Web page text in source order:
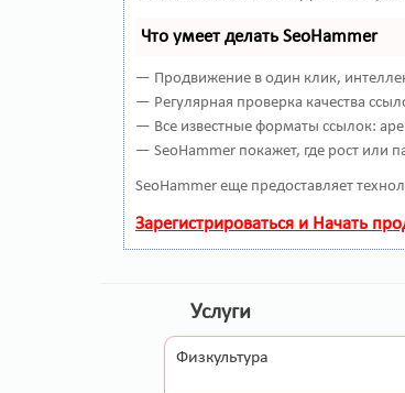
Что умеет делать SeoHammer
— Продвижение в один клик,
— Регулярная проверка качества
— Все известные форматы ссылок:
— SeoHammer покажет, где рост или
SeoHammer еще предоставляет
Зарегистрироваться и Начать
Услуги
Физкультура